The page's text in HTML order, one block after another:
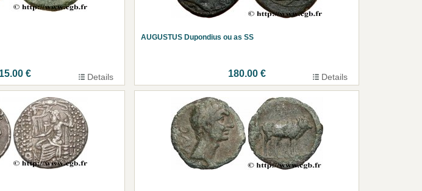
€ Details
AUGUSTUS Dupondius ou as SS
180.00 € Details